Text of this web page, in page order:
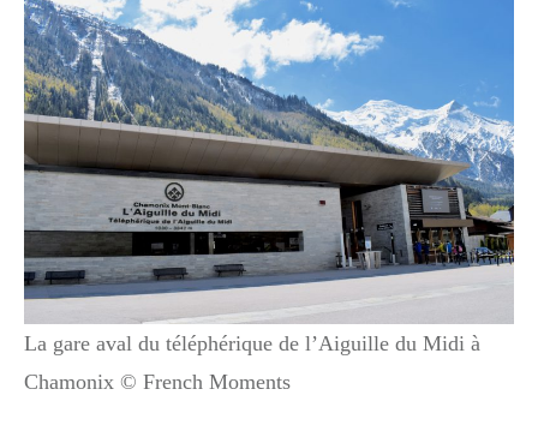
La gare aval du téléphérique de l’Aiguille du Midi à
Chamonix © French Moments